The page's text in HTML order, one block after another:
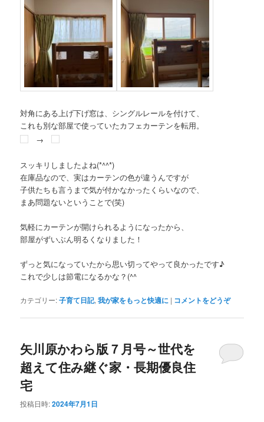
対角にある上げ下げ窓は、シングルレールを付けて、
これも別な部屋で使っていたカフェカーテンを転用。
→
スッキリしましたよね(*^^*)
在庫品なので、実はカーテンの色が違うんですが
子供たちも言うまで気が付かなかったくらいなので、
まあ問題ないということで(笑)
気軽にカーテンが開けられるようになったから、
部屋がずいぶん明るくなりました！
ずっと気になっていたから思い切ってやって良かったです♪
これで少しは節電になるかな？(^^ゞ
カテゴリー:子育て日記,我が家をもっと快適に | コメントをどうぞ
矢川原かわら版７月号～世代を
超えて住み継ぐ家・長期優良住
宅
投稿日時:2024年7月1日